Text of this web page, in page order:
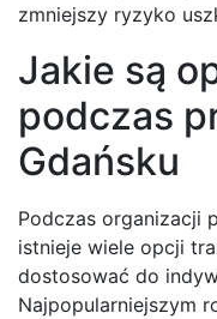
zmniejszy ryzyko
Jakie są
podczas
Gdańsku
Podczas organizacji
istnieje wiele opcji
dostosować do
Najpopularniejszym